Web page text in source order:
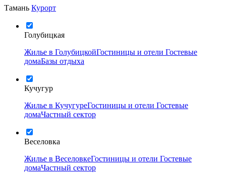
Тамань Курорт
Голубицкая
Жилье в ГолубицкойГостиницы и отели Гостевые
домаБазы отдыха
Кучугур
Жилье в КучугуреГостиницы и отели Гостевые
домаЧастный сектор
Веселовка
Жилье в ВеселовкеГостиницы и отели Гостевые
домаЧастный сектор